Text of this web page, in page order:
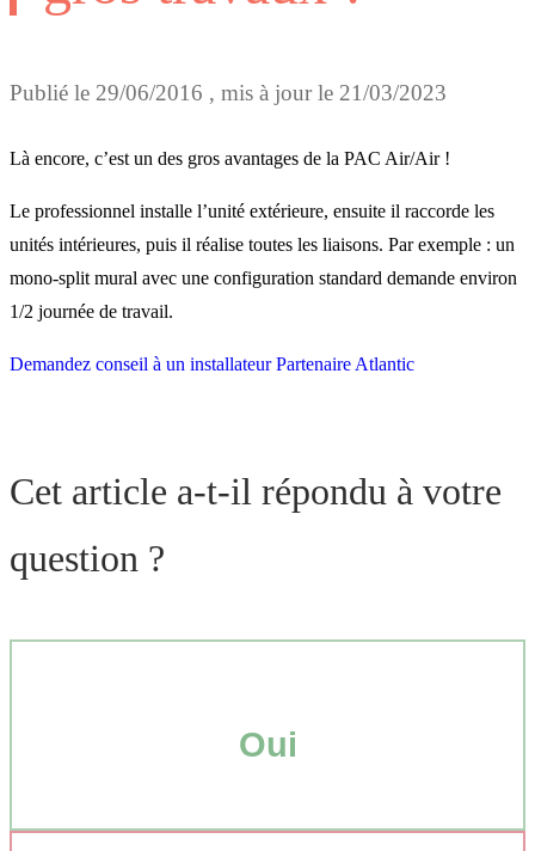
Publié le 29/06/2016 , mis à jour le 21/03/2023
Là encore, c’est un des gros avantages de la PAC Air/Air !
Le professionnel installe l’unité extérieure, ensuite il raccorde les
unités intérieures, puis il réalise toutes les liaisons. Par exemple : un
mono-split mural avec une configuration standard demande environ
1/2 journée de travail.
Demandez conseil à un installateur Partenaire Atlantic
Cet article a-t-il répondu à votre
question ?
Oui